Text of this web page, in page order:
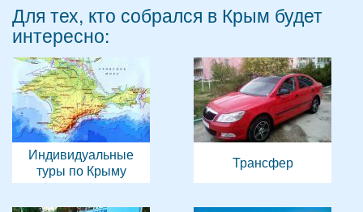
Для тех, кто собрался в Крым будет
интересно:
Индивидуальные
туры по Крыму
Трансфер